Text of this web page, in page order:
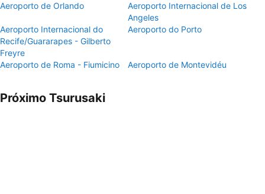
Aeroporto de Orlando
Aeroporto Internacional de Los
Angeles
Aeroporto Internacional do
Recife/Guararapes - Gilberto
Freyre
Aeroporto do Porto
Aeroporto de Roma - Fiumicino Aeroporto de Montevidéu
Próximo Tsurusaki